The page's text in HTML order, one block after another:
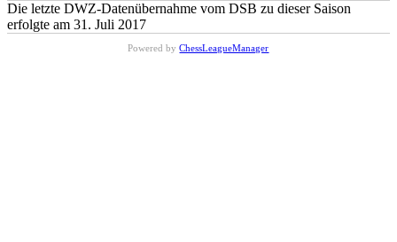
Die letzte DWZ-Datenübernahme vom DSB zu dieser Saison
erfolgte am 31. Juli 2017
Powered byChessLeagueManager